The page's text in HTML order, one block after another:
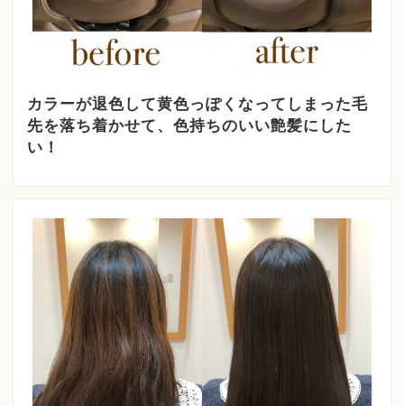
カラーが退色して黄色っぽくなってしまった毛
先を落ち着かせて、色持ちのいい艶髪にした
い！